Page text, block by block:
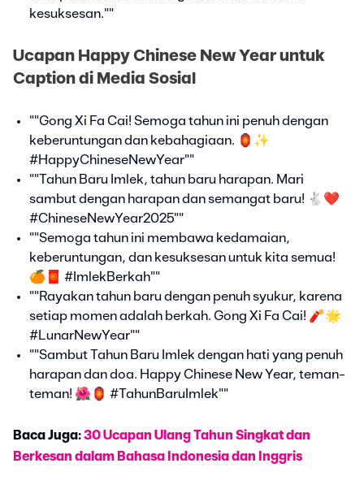
kesuksesan.""
Ucapan Happy Chinese New Year untuk
Caption di Media Sosial
""Gong Xi Fa Cai! Semoga tahun ini penuh dengan
keberuntungan dan kebahagiaan. 🏮✨
#HappyChineseNewYear""
""Tahun Baru Imlek, tahun baru harapan. Mari
sambut dengan harapan dan semangat baru! 🐇❤️
#ChineseNewYear2025""
""Semoga tahun ini membawa kedamaian,
keberuntungan, dan kesuksesan untuk kita semua!
🍊🧧 #ImlekBerkah""
""Rayakan tahun baru dengan penuh syukur, karena
setiap momen adalah berkah. Gong Xi Fa Cai! 🧨🌟
#LunarNewYear""
""Sambut Tahun Baru Imlek dengan hati yang penuh
harapan dan doa. Happy Chinese New Year, teman-
teman! 🌺🏮 #TahunBaruImlek""
Baca Juga:30 Ucapan Ulang Tahun Singkat dan
Berkesan dalam Bahasa Indonesia dan Inggris